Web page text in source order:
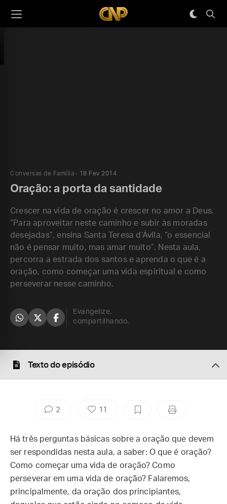
Conversas de Família 18 Fev 2014
Oração: a porta da santidade
Crescer na vida de oração é crescer no amor a Deus.
“Para aproveitar neste caminho e subir às moradas
desejadas”, ensina Santa Teresa d’Ávila, “o essencial
não é pensar muito, mas amar muito”. Nesta aula,
percorra a estrada dos santos e aprenda o que é a
oração, como começar uma vida espiritual e como
perseverar nesse caminho.
Evangelize,
compartilhando.
Texto do episódio
2 11
Há três perguntas básicas sobre a oração que devem
ser respondidas nesta aula, a saber: O que é oração?
Como começar uma vida de oração? Como
perseverar em uma vida de oração? Falaremos,
principalmente, da oração dos principiantes,